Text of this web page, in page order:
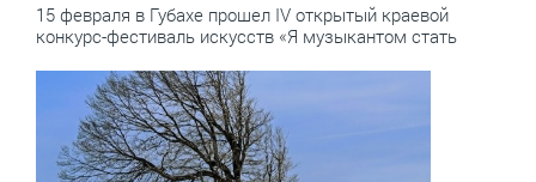
15 февраля в Губахе прошел IV открытый краевой
конкурс-фестиваль искусств «Я музыкантом стать